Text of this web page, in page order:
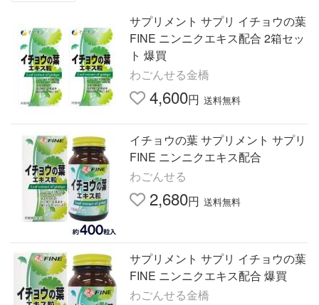
サプリメント サプリ イチョウの葉
FINE ニンニクエキス配合 2箱セッ
ト 爆買
わごんせる金橋
4,600円 送料無料
イチョウの葉 サプリメント サプリ
FINE ニンニクエキス配合
わごんせる
2,680円 送料無料
サプリメント サプリ イチョウの葉
FINE ニンニクエキス配合 爆買
わごんせる金橋